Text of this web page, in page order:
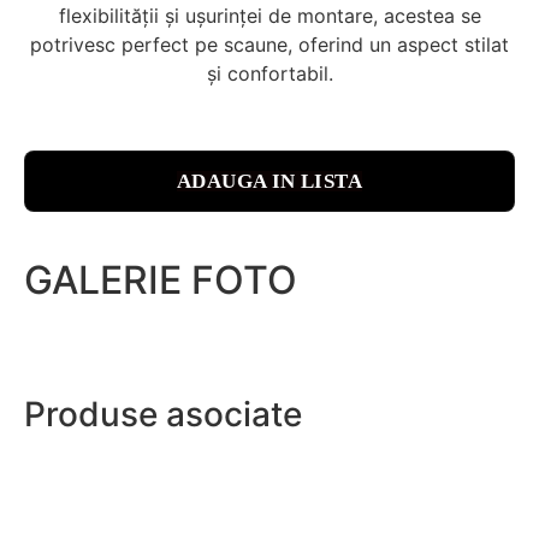
flexibilității și ușurinței de montare, acestea se
potrivesc perfect pe scaune, oferind un aspect stilat
și confortabil.
ADAUGA IN LISTA
GALERIE FOTO
Produse asociate